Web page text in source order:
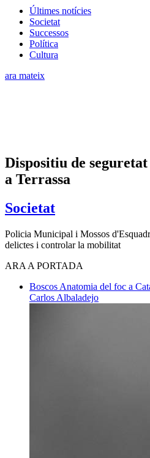
Últimes notícies
Societat
Successos
Política
Cultura
ara mateix
Dispositiu de
a Terrassa
Societat
Policia Municipal i Mossos
delictes i controlar la mobilitat
ARA A PORTADA
Boscos Anatomia del foc a
Carlos Albaladejo